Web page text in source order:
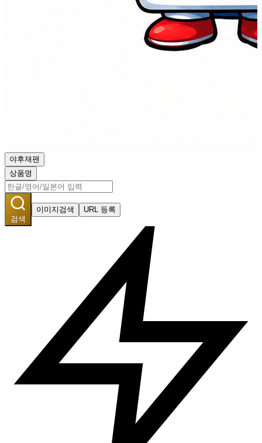
야후재팬
상품명
검색
이미지검색 URL 등록